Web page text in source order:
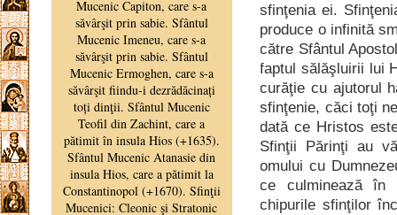
sfinţenia ei.
produce o infinită
către Sfântul
faptul sălăşluirii lui
curăţie cu ajutorul
sfinţenie, căci toţi
dată ce Hristos
Sfinţii Părinţi au
omului cu
ce culminează în
chipurile sfinţilor